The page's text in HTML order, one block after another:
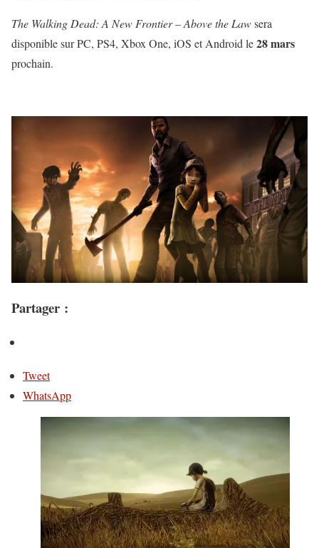
The Walking Dead: A New Frontier – Above the Lawsera
disponible sur PC, PS4, Xbox One, iOS et Android le28 mars
prochain.
Partager :
Tweet
WhatsApp